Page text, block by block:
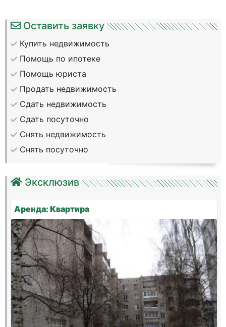
Оставить заявку
Купить недвижимость
Помощь по ипотеке
Помощь юриста
Продать недвижимость
Сдать недвижимость
Сдать посуточно
Снять недвижимость
Снять посуточно
Эксклюзив
Аренда: Квартира